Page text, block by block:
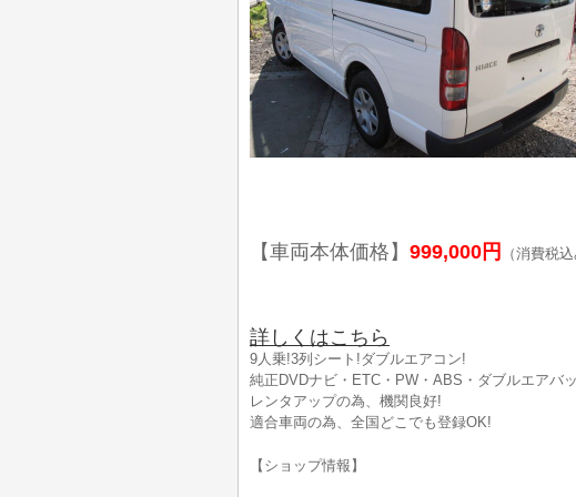
【車両本体価格】 999,000円 （消費税込
詳しくはこちら
9人乗!3列シート!ダブルエアコン!
純正DVDナビ・ETC・PW・ABS・ダブルエアバ
レンタアップの為、機関良好!
適合車両の為、全国どこでも登録OK!
【ショップ情報】